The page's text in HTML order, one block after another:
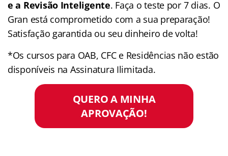
e a Revisão Inteligente. Faça o teste por 7 dias. O
Gran está comprometido com a sua preparação!
Satisfação garantida ou seu dinheiro de volta!
*Os cursos para OAB, CFC e Residências não estão
disponíveis na Assinatura Ilimitada.
QUERO A MINHA
APROVAÇÃO!